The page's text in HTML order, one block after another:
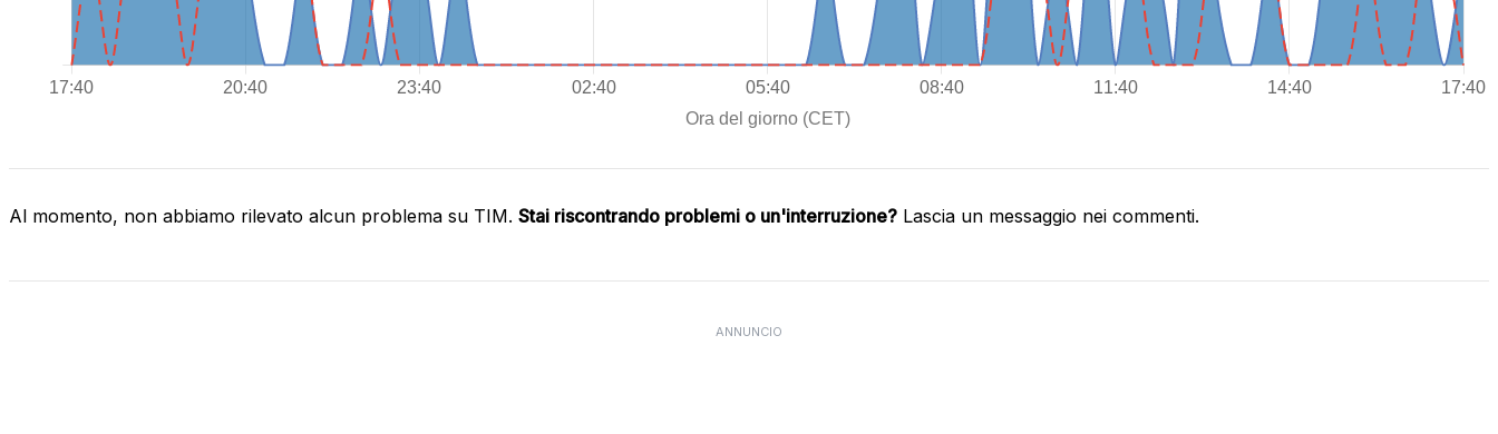
Al momento, non abbiamo rilevato alcun problema su TIM. Stai riscontrando problemi o un'interruzione? Lascia un messaggio nei commenti.
ANNUNCIO